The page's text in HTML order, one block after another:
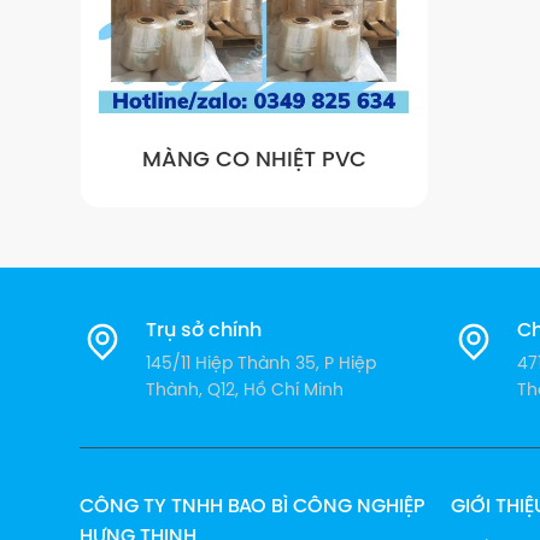
MÀNG CO NHIỆT PVC
Trụ sở chính
145/11 Hiệp Thành 35, P Hiệp
Thành, Q12, Hồ Chí Minh
CÔNG TY TNHH BAO BÌ CÔNG NGHIỆP
GIỚI